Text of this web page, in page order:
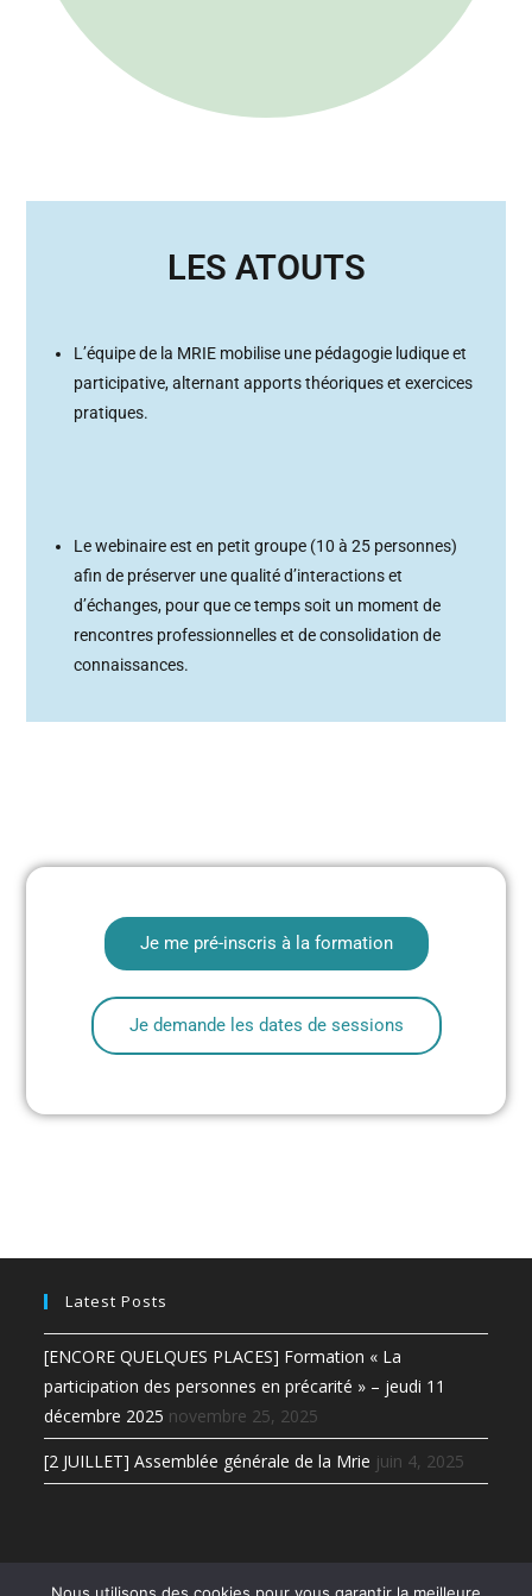
LES ATOUTS
L’équipe de la MRIE mobilise une pédagogie ludique et
participative, alternant apports théoriques et exercices
pratiques.
Le webinaire est en petit groupe (10 à 25 personnes)
afin de préserver une qualité d’interactions et
d’échanges, pour que ce temps soit un moment de
rencontres professionnelles et de consolidation de
connaissances.
Je me pré-inscris à la formation
Je demande les dates de sessions
Latest Posts
[ENCORE QUELQUES PLACES] Formation « La
participation des personnes en précarité » – jeudi 11
décembre 2025 novembre 25, 2025
[2 JUILLET] Assemblée générale de la Mrie juin 4, 2025